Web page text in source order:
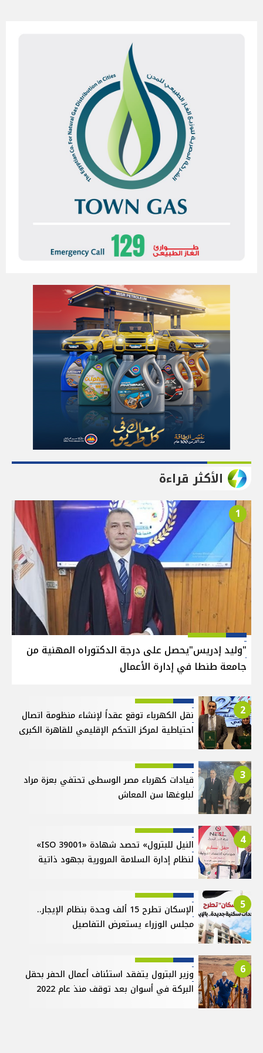
الأكثر قراءة
1
"وليد إدريس"يحصل على درجة الدكتوراه المهنية من
جامعة طنطا في إدارة الأعمال
2
نقل الكهرباء توقع عقداً لإنشاء منظومة اتصال
احتياطية لمركز التحكم الإقليمي للقاهرة الكبرى
3
قيادات كهرباء مصر الوسطى تحتفي بعزة مراد
لبلوغها سن المعاش
4
النيل للبترول» تحصد شهادة «ISO 39001»
لنظام إدارة السلامة المرورية بجهود ذاتية
5
الإسكان تطرح 15 ألف وحدة بنظام الإيجار..
مجلس الوزراء يستعرض التفاصيل
6
وزير البترول يتفقد استئناف أعمال الحفر بحقل
البركة في أسوان بعد توقف منذ عام 2022